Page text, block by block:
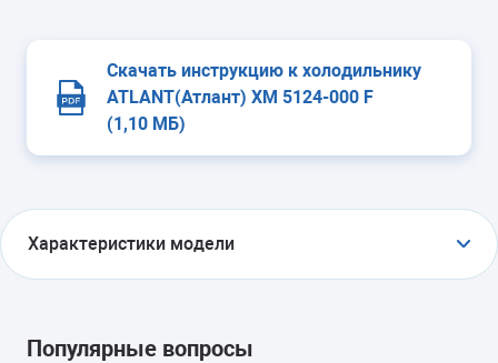
Скачать инструкцию к холодильнику
ATLANT(Атлант) ХМ 5124-000 F
(1,10 МБ)
Характеристики модели
холодильник с морозильником
Популярные вопросы